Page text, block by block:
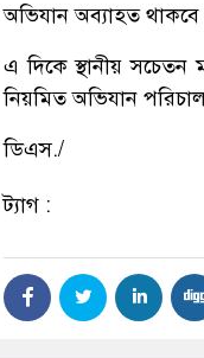
অভিযান অব্যাহত
এ দিকে স্থানীয় সচেতন
নিয়মিত অভিযান
ডিএস./
ট্যাগ :